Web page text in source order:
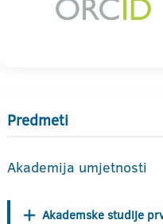
Predmeti
Akademija umjetnosti
Akademske studije